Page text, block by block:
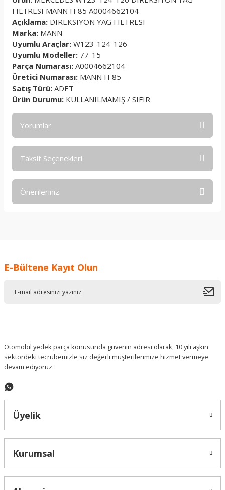
FILTRESI MANN H 85 A0004662104
Açıklama: DIREKSIYON YAG FILTRESI
Marka: MANN
Uyumlu Araçlar: W123-124-126
Uyumlu Modeller: 77-15
Parça Numarası: A0004662104
Üretici Numarası: MANN H 85
Satış Türü: ADET
Ürün Durumu: KULLANILMAMIŞ / SIFIR
Yorumlar
Taksit Seçenekleri
Önerileriniz
Ürün resmi kalitesiz, bozuk veya görüntülenemiyor.
E-Bültene Kayıt Olun
Otomobil yedek parça konusunda güvenin adresi olarak, 10 yılı aşkın
sektördeki tecrübemizle siz değerli müşterilerimize hizmet vermeye
devam ediyoruz.
Üyelik
Kurumsal